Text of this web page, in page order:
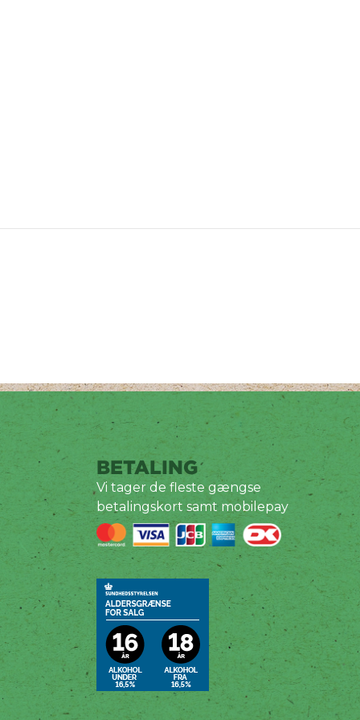
BETALING
Vi tager de fleste gængse
betalingskort samt mobilepay